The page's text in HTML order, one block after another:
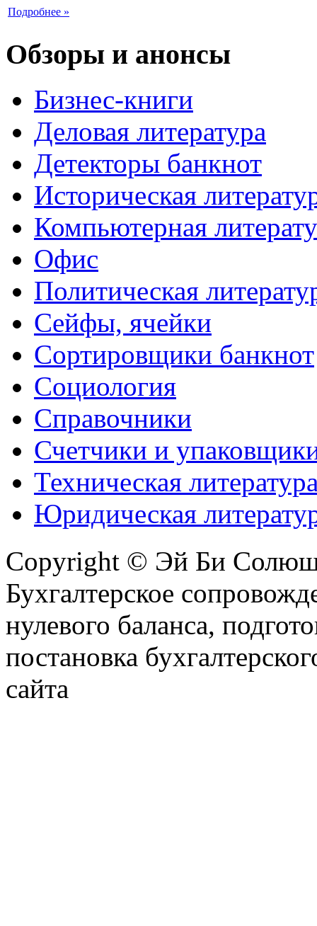
Подробнее »
Обзоры и анонсы
Бизнес-книги
Деловая литература
Детекторы банкнот
Историческая
Компьютерная
Офис
Политическая
Сейфы, ячейки
Сортировщики банкнот
Социология
Справочники
Счетчики и
Техническая
Юридическая
Copyright © Эй Би
Бухгалтерское
нулевого баланса,
постановка
сайта